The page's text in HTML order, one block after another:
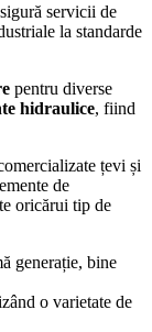
servicii de
la standarde
pentru diverse
hidraulice, fiind
țevi și
de
oricărui tip de
generație, bine
o varietate de